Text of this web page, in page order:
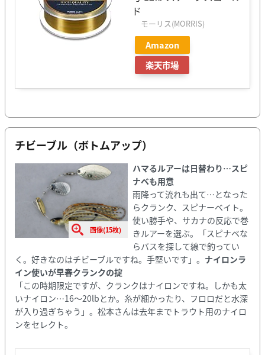
ド
モーリス(MORRIS)
Amazon
楽天市場
チビーブル（ボトムアップ）
画像(15枚)
ハマるルアーは日替わり⋯スピ
ナベも用意
雨降って流れも出て⋯となった
らクランク、スピナーベイト。
使い勝手や、サカナの反応で巻
きルアーを選ぶ。「スピナベな
らバスを探して線で釣ってい
く。好きなのはチビーブルですね。手堅いです」。 ナイロンラ
イン使いが早春クランクの掟
「この時期限定ですが、クランクはナイロンですね。しかも太
いナイロン⋯16〜20lbとか。糸が細かったり、フロロだと水深
が入り過ぎちゃう」。松本さんは去年までトラウト用のナイロ
ンをセレクト。